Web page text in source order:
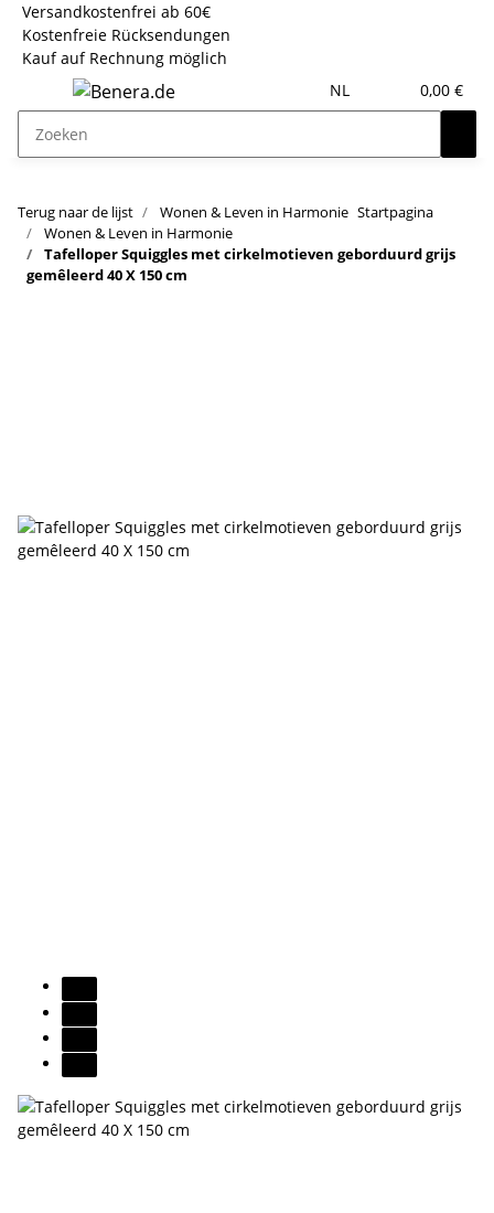
Versandkostenfrei ab 60€
Kostenfreie Rücksendungen
Kauf auf Rechnung möglich
NL
0,00 €
Terug naar de lijst Wonen & Leven in Harmonie Startpagina
Wonen & Leven in Harmonie
Tafelloper Squiggles met cirkelmotieven geborduurd grijs
gemêleerd 40 X 150 cm